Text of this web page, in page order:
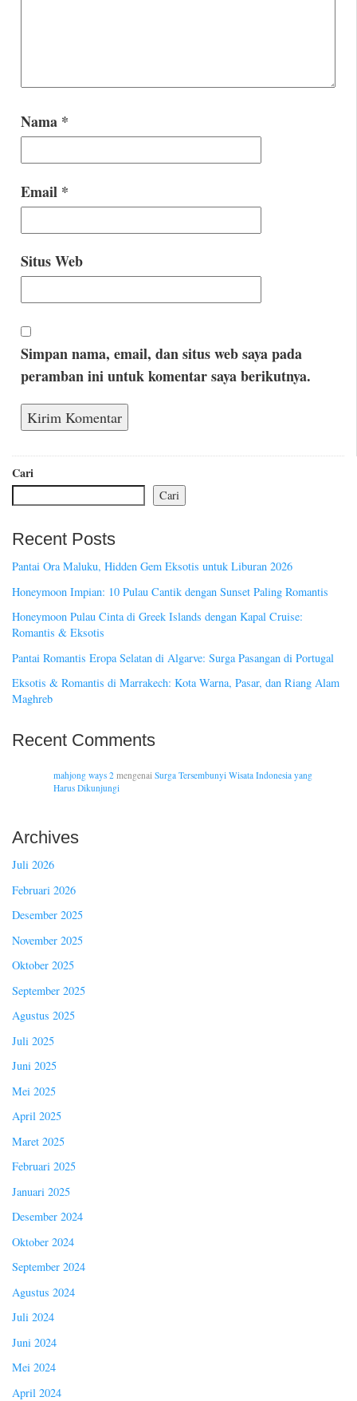
Nama *
Email *
Situs Web
Simpan nama, email, dan situs web saya pada
peramban ini untuk komentar saya berikutnya.
Cari
Cari
Recent Posts
Pantai Ora Maluku, Hidden Gem Eksotis untuk Liburan 2026
Honeymoon Impian: 10 Pulau Cantik dengan Sunset Paling Romantis
Honeymoon Pulau Cinta di Greek Islands dengan Kapal Cruise:
Romantis & Eksotis
Pantai Romantis Eropa Selatan di Algarve: Surga Pasangan di Portugal
Eksotis & Romantis di Marrakech: Kota Warna, Pasar, dan Riang Alam
Maghreb
Recent Comments
mahjong ways 2mengenai Surga Tersembunyi Wisata Indonesia yang
Harus Dikunjungi
Archives
Juli 2026
Februari 2026
Desember 2025
November 2025
Oktober 2025
September 2025
Agustus 2025
Juli 2025
Juni 2025
Mei 2025
April 2025
Maret 2025
Februari 2025
Januari 2025
Desember 2024
Oktober 2024
September 2024
Agustus 2024
Juli 2024
Juni 2024
Mei 2024
April 2024